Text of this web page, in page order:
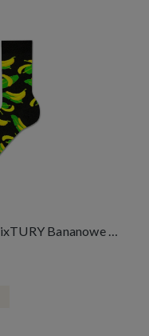
Kolorowe Śmieszne Skarpetki mixTURY Bananowe Damskie Męskie Długie Banany Owoce